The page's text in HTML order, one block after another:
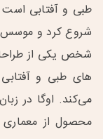
شروع کرد و
شخص یکی از
های طبی و
می‌کند. اوگا در
محصول از معماری